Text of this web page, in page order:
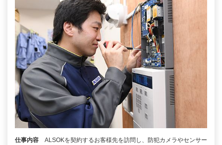
仕事内容
ALSOKを契約するお客様先を訪問し、防犯カメラやセンサー